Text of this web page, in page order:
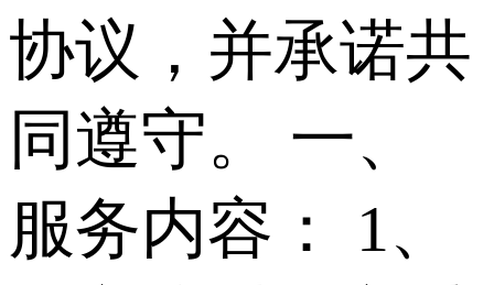
协议，并承诺共
同遵守。 一、
服务内容： 1、